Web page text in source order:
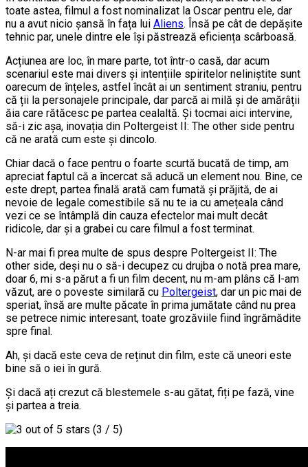
toate astea, filmul a fost nominalizat la Oscar pentru ele, dar
nu a avut nicio șansă în fața lui Aliens. Însă pe cât de depășite
tehnic par, unele dintre ele își păstrează eficiența scârboasă.
Acțiunea are loc, în mare parte, tot într-o casă, dar acum
scenariul este mai divers și intențiile spiritelor neliniștite sunt
oarecum de înțeles, astfel încât ai un sentiment straniu, pentru
că ții la personajele principale, dar parcă ai milă și de amărâții
ăia care rătăcesc pe partea cealaltă. Și tocmai aici intervine,
să-i zic așa, inovația din Poltergeist II: The other side pentru
că ne arată cum este și dincolo.
Chiar dacă o face pentru o foarte scurtă bucată de timp, am
apreciat faptul că a încercat să aducă un element nou. Bine, ce
este drept, partea finală arată cam fumată și prăjită, de ai
nevoie de legale comestibile să nu te ia cu amețeala când
vezi ce se întâmplă din cauza efectelor mai mult decât
ridicole, dar și a grabei cu care filmul a fost terminat.
N-ar mai fi prea multe de spus despre Poltergeist II: The
other side, deși nu o să-i decupez cu drujba o notă prea mare,
doar 6, mi s-a părut a fi un film decent, nu m-am plâns că l-am
văzut, are o poveste similară cu Poltergeist, dar un pic mai de
speriat, însă are multe păcate în prima jumătate când nu prea
se petrece nimic interesant, toate grozăviile fiind îngrămădite
spre final.
Ah, și dacă este ceva de reținut din film, este că uneori este
bine să o iei în gură.
Și dacă ați crezut că blestemele s-au gătat, fiți pe fază, vine
și partea a treia.
(3 / 5)